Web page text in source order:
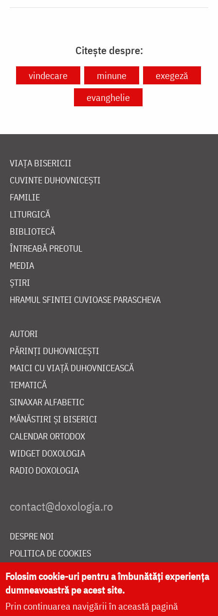
Citește despre:
vindecare minune
exegeză
evanghelie
VIAȚA BISERICII
CUVINTE DUHOVNICEȘTI
FAMILIE
LITURGICĂ
BIBLIOTECĂ
ÎNTREABĂ PREOTUL
MEDIA
ȘTIRI
HRAMUL SFINTEI CUVIOASE PARASCHEVA
AUTORI
PĂRINȚI DUHOVNICEȘTI
MAICI CU VIAȚĂ DUHOVNICEASCĂ
TEMATICĂ
SINAXAR ALFABETIC
MĂNĂSTIRI ȘI BISERICI
CALENDAR ORTODOX
WIDGET DOXOLOGIA
RADIO DOXOLOGIA
DESPRE NOI
POLITICA DE COOKIES
DONEAZĂ ONLINE PENTRU CATEDRALA NAȚIONALĂ
LIVE
Folosim cookie-uri pentru a îmbunătăți experiența
dumneavoastră pe acest site.
Prin continuarea navigării în această pagină